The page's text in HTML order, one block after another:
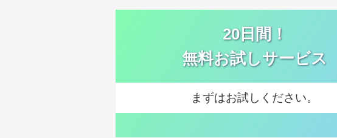
20日間！
無料お試しサービス
まずはお試しください。